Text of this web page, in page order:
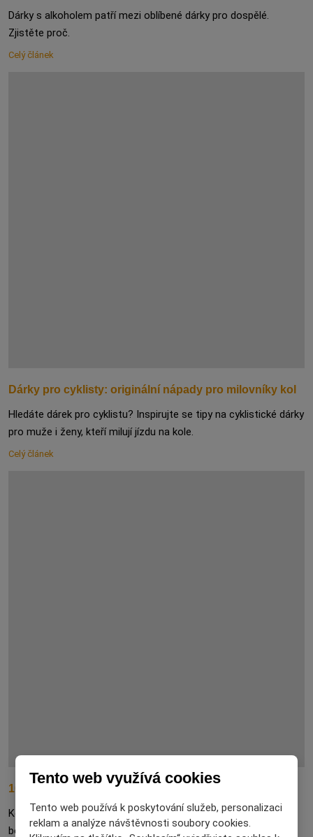
Dárky s alkoholem patří mezi oblíbené dárky pro dospělé.
Zjistěte proč.
Celý článek
Dárky pro cyklisty: originální nápady pro milovníky kol
Hledáte dárek pro cyklistu? Inspirujte se tipy na cyklistické dárky
pro muže i ženy, kteří milují jízdu na kole.
Celý článek
10 situací, kdy je bonboniéra perfektní dárek
Kdy darovat bonboniéru? Inspirujte se situacemi, kdy je
bonboniéra ideální sladký dárek.
Tento web využívá cookies
Tento web používá k poskytování služeb, personalizaci
reklam a analýze návštěvnosti soubory cookies.